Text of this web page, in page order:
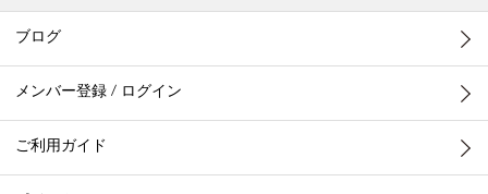
ブログ
メンバー登録 / ログイン
ご利用ガイド